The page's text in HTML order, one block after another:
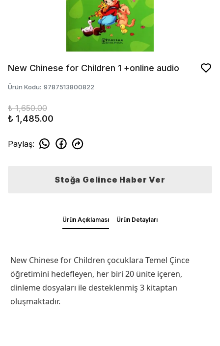
New Chinese for Children 1 +online audio
Ürün Kodu: 9787513800822
₺ 1,650.00
₺ 1,485.00
Paylaş:
Stoğa Gelince Haber Ver
Ürün Açıklaması Ürün Detayları
New Chinese for Children çocuklara Temel Çince
öğretimini hedefleyen, her biri 20 ünite içeren,
dinleme dosyaları ile desteklenmiş 3 kitaptan
oluşmaktadır.